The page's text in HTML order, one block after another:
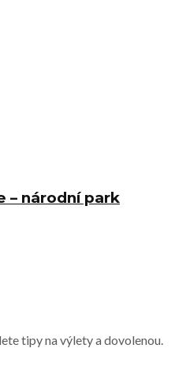
– národní park
tipy na výlety a dovolenou.